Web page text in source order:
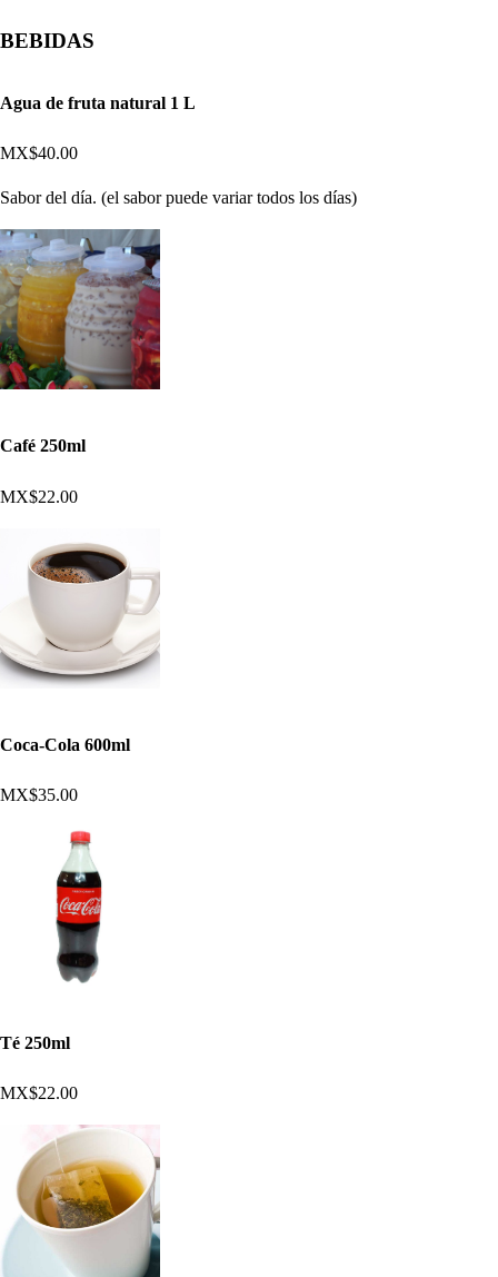
BEBIDAS
Agua de fruta natural 1 L
MX$40.00
Sabor del día. (el sabor puede variar todos los días)
Café 250ml
MX$22.00
Coca-Cola 600ml
MX$35.00
Té 250ml
MX$22.00